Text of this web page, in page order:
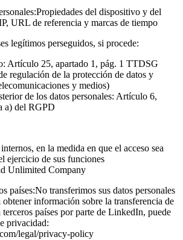
Propiedades del dispositivo y del
URL de referencia y marcas de tiempo
legítimos perseguidos, si procede:
Artículo 25, apartado 1, pág. 1 TTDSG
regulación de la protección de datos y
y medios)
de los datos personales: Artículo 6,
a) del RGPD
en la medida en que el acceso sea
ejercicio de sus funciones
Unlimited Company
países:No transferimos sus datos personales
obtener información sobre la transferencia de
terceros países por parte de LinkedIn, puede
privacidad:
legal/privacy-policy